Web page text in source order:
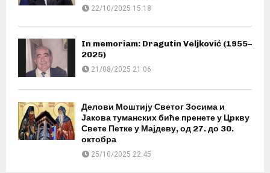
22/10/2025 15:18
In memoriam: Dragutin Veljković (1955–
2025)
21/08/2025 21:06
Делови Моштију Светог Зосима и
Јакова туманских биће пренете у Цркву
Свете Петке у Мајдеву, од 27. до 30.
октобра
25/10/2025 22:45